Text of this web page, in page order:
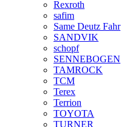
Rexroth
safim
Same Deutz Fahr
SANDVIK
schopf
SENNEBOGEN
TAMROCK
TCM
Terex
Terrion
TOYOTA
TURNER